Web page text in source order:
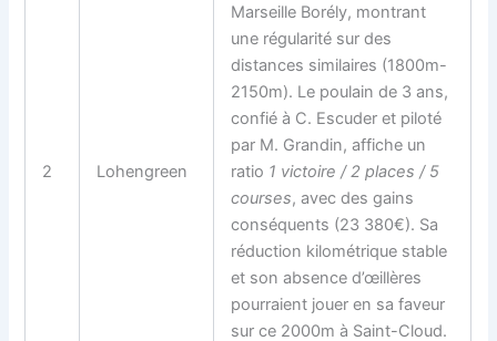
2 Lohengreen
Marseille Borély, montrant
une régularité sur des
distances similaires (1800m-
2150m). Le poulain de 3 ans,
confié à C. Escuder et piloté
par M. Grandin, affiche un
ratio 1 victoire / 2 places / 5
courses, avec des gains
conséquents (23 380€). Sa
réduction kilométrique stable
et son absence d’œillères
pourraient jouer en sa faveur
sur ce 2000m à Saint-Cloud.